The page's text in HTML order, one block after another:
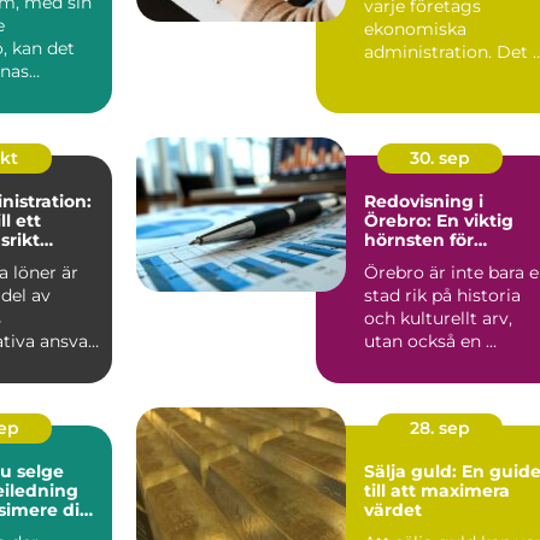
kan det
varje företags
ekonomiska
administration. Det
ett
löner är
av
ansvar
30. sep
Redovisning i
Örebro: En viktig
hörnsten för
Örebro är inte bara
stad rik på historia
och kulturellt arv,
utan också en ...
selge
din
28. sep
Sälja guld: En guide
till att maximera
värdet